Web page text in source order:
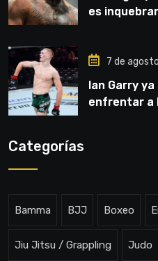
es
7 de
Ian Garry
enfrentar a
Categorías
Bamma BJJ Boxeo
Jiu Jitsu / Grappling Judo